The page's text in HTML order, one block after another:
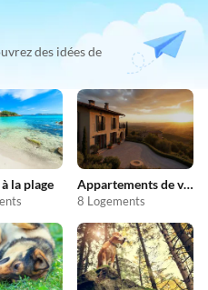
des idées de
la plage Appartements de vacances pas chers
8 Logements